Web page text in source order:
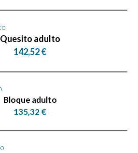
Quesito adulto
142,52 €
Bloque adulto
135,32 €